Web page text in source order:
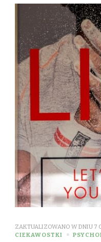
ZAKTUALIZOWANO W DNIU 7
CIEKAWOSTKI